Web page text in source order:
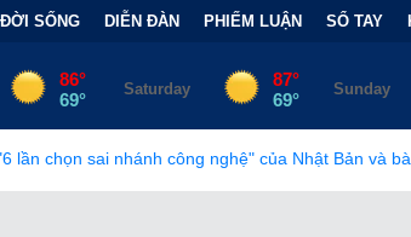
ĐỜI SỐNG DIỄN ĐÀN PHIẾM LUẬN SỔ TAY
công nghệ" của Nhật Bản và bài học đắt giá •